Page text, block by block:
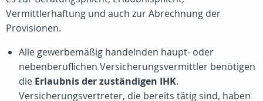
Vermittlerhaftung und auch zur Abrechnung der
Provisionen.
Alle gewerbemäßig handelnden haupt- oder
nebenberuflichen Versicherungsvermittler benötigen
die Erlaubnis der zuständigen IHK.
Versicherungsvertreter, die bereits tätig sind, haben